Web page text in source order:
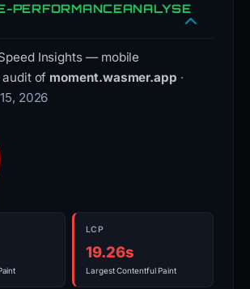
PERFORMANCEANALYSE
Insights — mobile
of moment.wasmer.app ·
2026
LCP
19.26s
Largest Contentful Paint